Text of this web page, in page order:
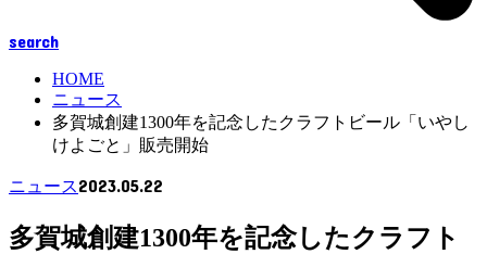
search
HOME
ニュース
多賀城創建1300年を記念したクラフトビール「いやし
けよごと」販売開始
ニュース2023.05.22
多賀城創建1300年を記念したクラフト